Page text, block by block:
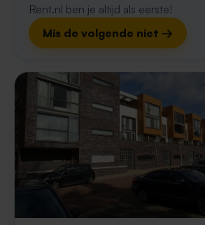
Rent.nl ben je altijd als eerste!
Mis de volgende niet →